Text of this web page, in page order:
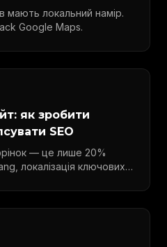
мають локальний намір.
Google Maps.
як зробити
SEO
— це лише 20%
локалізація ключових